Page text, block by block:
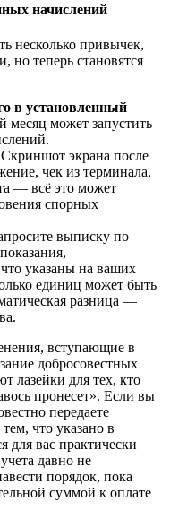
начислений
несколько привычек,
но теперь становятся
в установленный
может запустить
Скриншот экрана после
чек из терминала,
— всё это может
спорных
выписку по
указаны на ваших
единиц может быть
разница —
вступающие в
добросовестных
лазейки для тех, кто
пронесет». Если вы
передаете
что указано в
для вас практически
давно не
порядок, пока
суммой к оплате